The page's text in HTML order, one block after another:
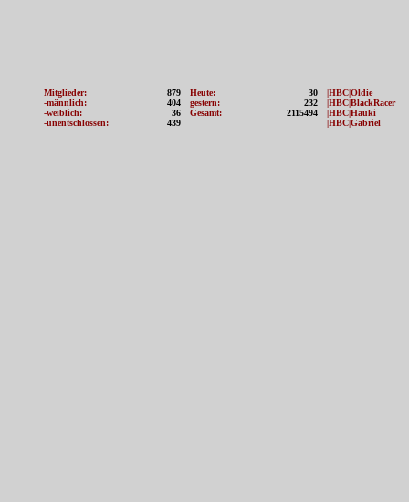
Mitglieder:
879
-männlich:
404
-weiblich:
36
-unentschlossen:
439
Heute:
30
gestern:
232
Gesamt:
2115494
|HBC|Oldie
|HBC|BlackRacer
|HBC|Hauki
|HBC|Gabriel